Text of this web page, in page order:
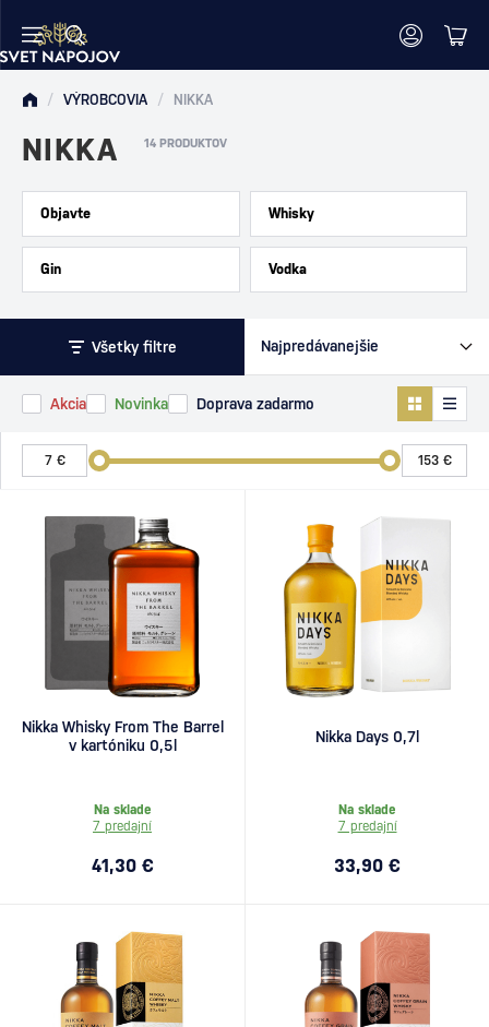
/ VÝROBCOVIA / NIKKA
NIKKA 14 PRODUKTOV
Objavte Whisky
Gin Vodka
Všetky filtre
Akcia Novinka Doprava zadarmo
Nikka Whisky From The Barrel
v kartóniku 0,5l
Na sklade
7 predajní
41,30 €
Nikka Days 0,7l
Na sklade
7 predajní
33,90 €